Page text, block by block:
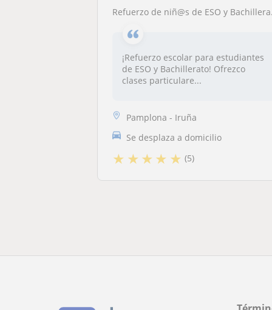
Refuerzo de niñ@s de ESO y Bachillerato. Lengua, latín, filosofia, historia, sociales
¡Refuerzo escolar para estudiantes
de ESO y Bachillerato! Ofrezco
clases particulare...
Pamplona - Iruña
Se desplaza a domicilio
★ ★★★ ★ (5)